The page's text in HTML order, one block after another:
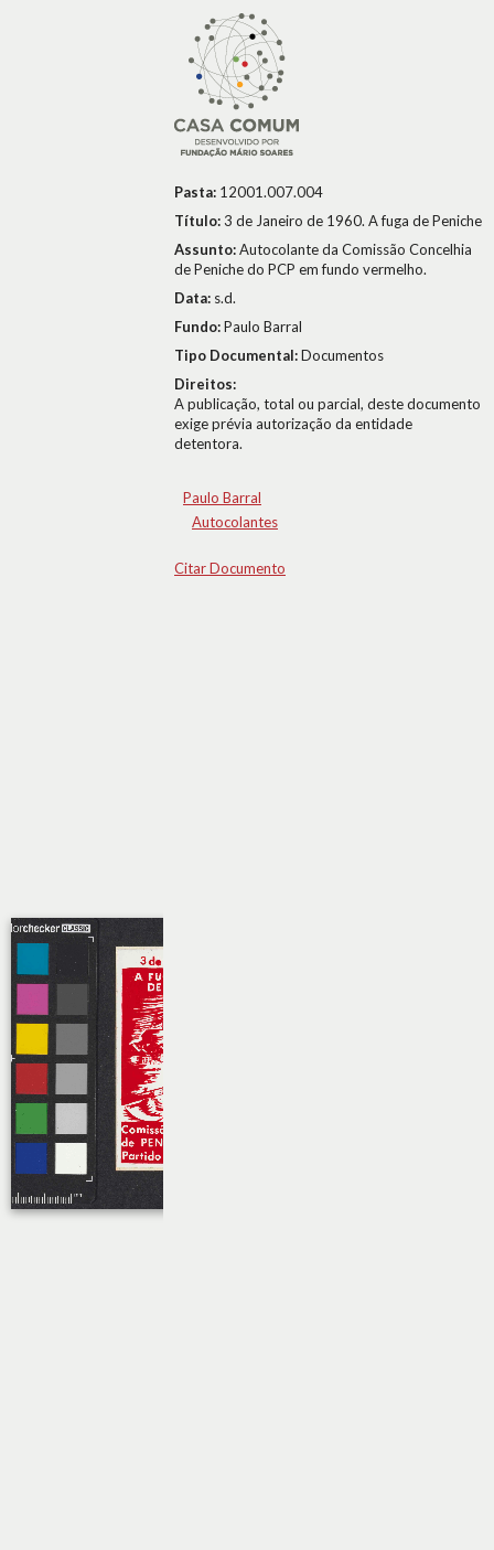
Pasta: 12001.007.004
Título:3 de Janeiro de 1960. A fuga de Peniche
Assunto:Autocolante da Comissão Concelhia
de Peniche do PCP em fundo vermelho.
Data: s.d.
Fundo:Paulo Barral
Tipo Documental:Documentos
Direitos:
A publicação, total ou parcial, deste documento
exige prévia autorização da entidade
detentora.
Paulo Barral
Autocolantes
Citar Documento